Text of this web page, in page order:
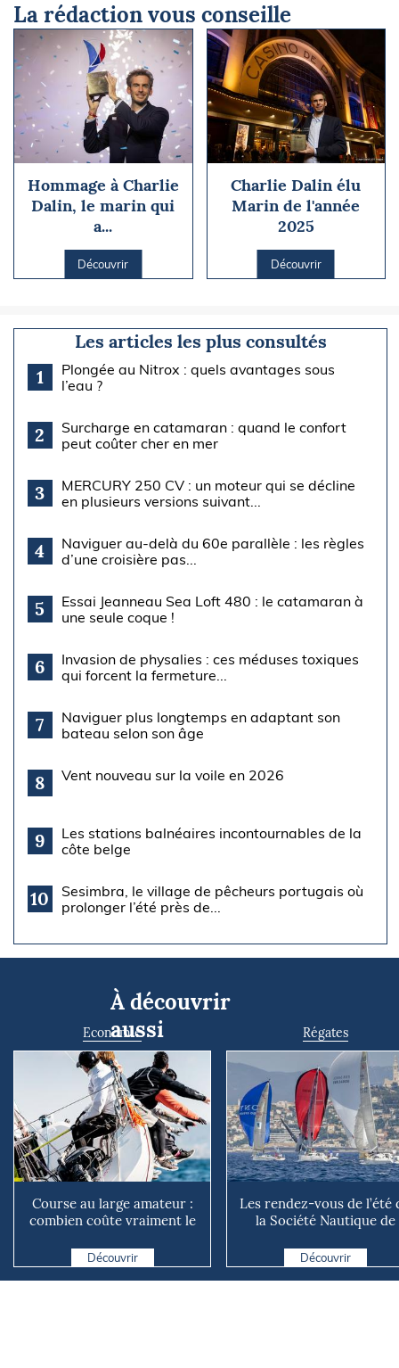
La rédaction vous conseille
Hommage à Charlie
Dalin, le marin qui
a...
Découvrir
Charlie Dalin élu
Marin de l'année
2025
Découvrir
Les articles les plus consultés
1
Plongée au Nitrox : quels avantages sous
l’eau ?
2
Surcharge en catamaran : quand le confort
peut coûter cher en mer
3
MERCURY 250 CV : un moteur qui se décline
en plusieurs versions suivant...
4
Naviguer au-delà du 60e parallèle : les règles
d’une croisière pas...
5
Essai Jeanneau Sea Loft 480 : le catamaran à
une seule coque !
6
Invasion de physalies : ces méduses toxiques
qui forcent la fermeture...
7
Naviguer plus longtemps en adaptant son
bateau selon son âge
8 Vent nouveau sur la voile en 2026
9
Les stations balnéaires incontournables de la
côte belge
10
Sesimbra, le village de pêcheurs portugais où
prolonger l’été près de...
À découvrir
aussi
Economie
Course au large amateur :
combien coûte vraiment le
Découvrir
Régates
Les rendez-vous de l’été
la Société Nautique de
Découvrir